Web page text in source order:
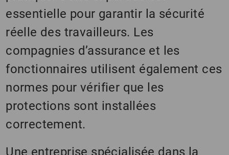
essentielle pour garantir la sécurité
réelle des travailleurs. Les
compagnies d’assurance et les
fonctionnaires utilisent également ces
normes pour vérifier que les
protections sont installées
correctement.
Une entreprise spécialisée dans la